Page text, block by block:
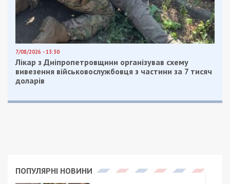
7/08/2026 - 13:30
Лікар з Дніпропетровщини організував схему
вивезення військовослужбовця з частини за 7 тисяч
доларів
ПОПУЛЯРНІ НОВИНИ